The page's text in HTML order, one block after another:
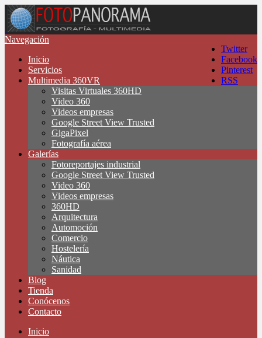
Twitter
Facebook
Pinterest
RSS
Navegación
Inicio
Servicios
Multimedia 360VR
Visitas Virtuales 360HD
Video 360
Videos empresas
Google Street View Trusted
GigaPixel
Fotografía aérea
Galerías
Fotoreportajes industrial
Google Street View Trusted
Video 360
Videos empresas
360HD
Arquitectura
Automoción
Comercio
Hostelería
Náutica
Sanidad
Blog
Tienda
Conócenos
Contacto
Inicio